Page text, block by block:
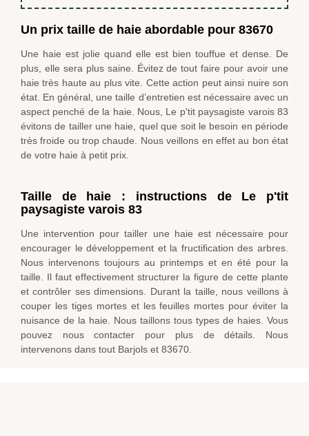
Un prix taille de haie abordable pour 83670
Une haie est jolie quand elle est bien touffue et dense. De
plus, elle sera plus saine. Évitez de tout faire pour avoir une
haie très haute au plus vite. Cette action peut ainsi nuire son
état. En général, une taille d’entretien est nécessaire avec un
aspect penché de la haie. Nous, Le p'tit paysagiste varois 83
évitons de tailler une haie, quel que soit le besoin en période
très froide ou trop chaude. Nous veillons en effet au bon état
de votre haie à petit prix.
Taille de haie : instructions de Le p'tit
paysagiste varois 83
Une intervention pour tailler une haie est nécessaire pour
encourager le développement et la fructification des arbres.
Nous intervenons toujours au printemps et en été pour la
taille. Il faut effectivement structurer la figure de cette plante
et contrôler ses dimensions. Durant la taille, nous veillons à
couper les tiges mortes et les feuilles mortes pour éviter la
nuisance de la haie. Nous taillons tous types de haies. Vous
pouvez nous contacter pour plus de détails. Nous
intervenons dans tout Barjols et 83670.